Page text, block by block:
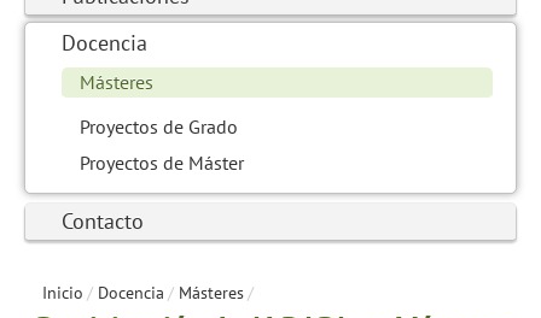
Docencia
Másteres
Proyectos de Grado
Proyectos de Máster
Contacto
Inicio / Docencia / Másteres/